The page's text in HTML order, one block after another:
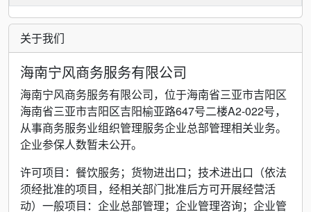
关于我们
海南宁风商务服务有限公司
海南宁风商务服务有限公司，位于海南省三亚市吉阳区
海南省三亚市吉阳区吉阳榆亚路647号二楼A2-022号，
从事商务服务业组织管理服务企业总部管理相关业务。
企业参保人数暂未公开。
许可项目：餐饮服务；货物进出口；技术进出口（依法
须经批准的项目，经相关部门批准后方可开展经营活
动）一般项目：企业总部管理；企业管理咨询；企业管